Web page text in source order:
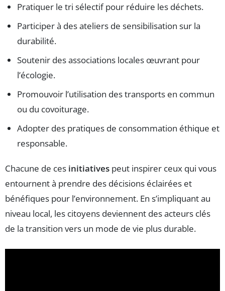
Pratiquer le tri sélectif pour réduire les déchets.
Participer à des ateliers de sensibilisation sur la
durabilité.
Soutenir des associations locales œuvrant pour
l’écologie.
Promouvoir l’utilisation des transports en commun
ou du covoiturage.
Adopter des pratiques de consommation éthique et
responsable.
Chacune de ces initiatives peut inspirer ceux qui vous
entournent à prendre des décisions éclairées et
bénéfiques pour l’environnement. En s’impliquant au
niveau local, les citoyens deviennent des acteurs clés
de la transition vers un mode de vie plus durable.